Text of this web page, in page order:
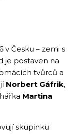
v Česku – zemi s
je postaven na
tvůrců a
Norbert Gáfrik,
Martina
skupinku